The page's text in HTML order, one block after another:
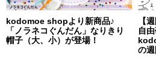
kodomoe shopより新商品♪
「ノラネコぐんだん」なりきり
帽子（大、小）が登場！
【
自
の